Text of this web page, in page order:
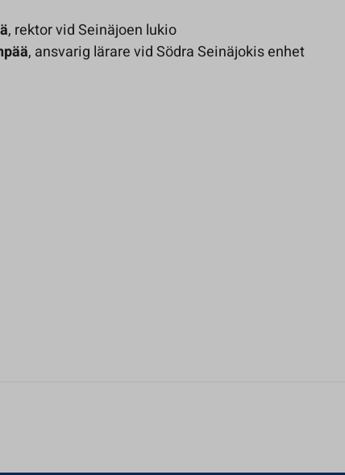
, rektor vid Seinäjoen lukio
, ansvarig lärare vid Södra Seinäjokis enhet